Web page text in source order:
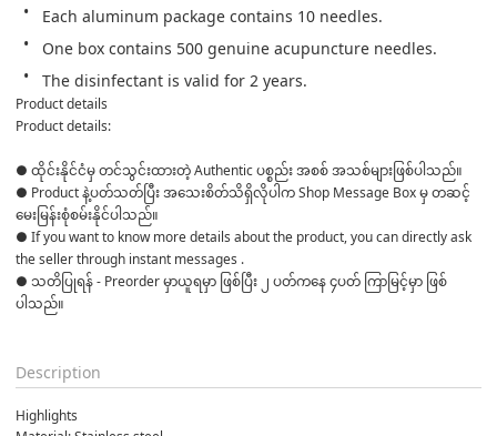
Each aluminum package contains 10 needles.
One box contains 500 genuine acupuncture needles.
The disinfectant is valid for 2 years.
Product details
Product details:
● ထိုင်းနိုင်ငံမှ တင်သွင်းထားတဲ့ Authentic ပစ္စည်း အစစ် အသစ်များဖြစ်ပါသည်။
● Product နဲ့ပတ်သတ်ပြီး အသေးစိတ်သိရှိလိုပါက Shop Message Box မှ တဆင့်
မေးမြန်းစုံစမ်းနိုင်ပါသည်။
● If you want to know more details about the product, you can directly ask
the seller through instant messages .
● သတိပြုရန် - Preorder မှာယူရမှာ ဖြစ်ပြီး ၂ ပတ်ကနေ ၄ပတ် ကြာမြင့်မှာ ဖြစ်
ပါသည်။
Description
Highlights